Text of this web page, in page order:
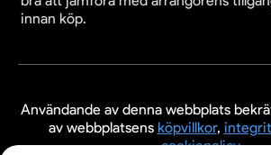
innan köp.
Användande av denna webbplats
av webbplatsens köpvillkor,
cookiepolicy.